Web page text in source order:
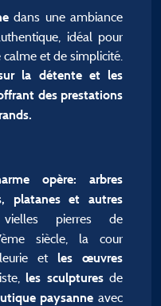
dans une ambiance
idéal pour
et de simplicité.
la détente et les
des prestations
opère: arbres
platanes et autres
pierres de
siècle, la cour
etles œuvres
les sculptures de
paysanne avec